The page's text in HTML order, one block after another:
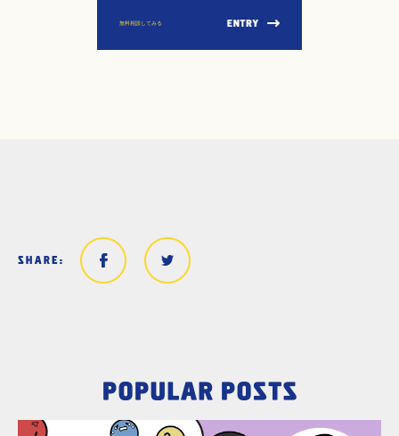
無料相談してみる